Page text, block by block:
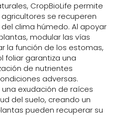
CropBioLife permite
se recuperen
clima húmedo. Al apoyar
modular las vías
la función de los estomas,
foliar garantiza una
de nutrientes
adversas.
exudación de raíces
del suelo, creando un
pueden recuperar su